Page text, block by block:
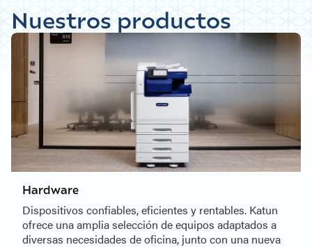
Nuestros productos
Hardware
Dispositivos confiables, eficientes y rentables. Katun
ofrece una amplia selección de equipos adaptados a
diversas necesidades de oficina, junto con una nueva